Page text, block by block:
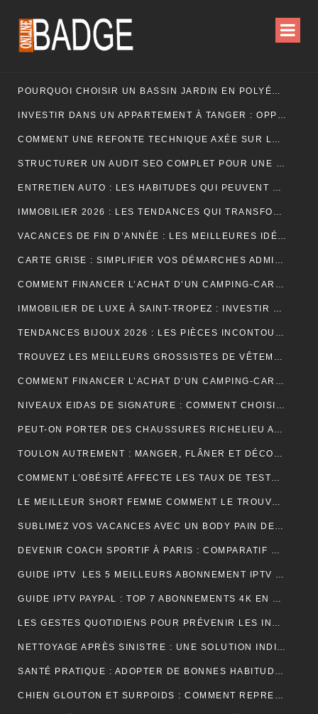
POURQUOI CHOISIR UN BASSIN JARDIN EN POLYÉTHYLÈNE FERME ?
INVESTIR DANS UN APPARTEMENT À TANGER : OPPORTUNITÉS ET POINTS ESSENTIELS À CONNAÎTRE
COMMENT UNE REFONTE TECHNIQUE AXÉE SUR LES SIGNAUX WEB ESSENTIELS A BOOSTÉ LES VENTES D’UNE BOUTIQUE EN LIGNE
STRUCTURER UN AUDIT SEO COMPLET POUR UNE PLATEFORME E-COMMERCE INTERNATIONALE
ENTRETIEN AUTO : LES HABITUDES QUI PEUVENT PROLONGER LA VIE DE VOTRE VÉHICULE
IMMOBILIER 2026 : LES TENDANCES QUI TRANSFORMENT LE MARCHÉ DE LA LOCATION
VACANCES DE FIN D’ANNÉE : LES MEILLEURES IDÉES POUR CÉLÉBRER LES FÊTES
CARTE GRISE : SIMPLIFIER VOS DÉMARCHES ADMINISTRATIVES
COMMENT FINANCER L’ACHAT D’UN CAMPING-CAR : CRÉDIT, LEASING OU PAIEMENT COMPTANT ?
IMMOBILIER DE LUXE À SAINT-TROPEZ : INVESTIR DANS UN ART DE VIVRE
TENDANCES BIJOUX 2026 : LES PIÈCES INCONTOURNABLES À PORTER CETTE ANNÉE
TROUVEZ LES MEILLEURS GROSSISTES DE VÊTEMENTS PAT PATROUILLE POUR BOOSTER VOTRE ACTIVITÉ DE REVENTE RENTABLE
COMMENT FINANCER L’ACHAT D’UN CAMPING-CAR : CRÉDIT, LEASING OU PAIEMENT COMPTANT ?
NIVEAUX EIDAS DE SIGNATURE : COMMENT CHOISIR LE BON NIVEAU POUR SÉCURISER VOS DOCUMENTS
PEUT-ON PORTER DES CHAUSSURES RICHELIEU AVEC UN JEAN ?
TOULON AUTREMENT : MANGER, FLÂNER ET DÉCOUVRIR LES VRAIES BONNES ADRESSES
COMMENT L’OBÉSITÉ AFFECTE LES TAUX DE TESTOSTÉRONE ET LA LIBIDO MASCULINE
LE MEILLEUR SHORT FEMME COMMENT LE TROUVER RAPIDEMENT ET EFFICACEMENT
SUBLIMEZ VOS VACANCES AVEC UN BODY PAIN DE SUCRE PARFAIT POUR UN LOOK ÉLÉGANT EN VOYAGE
DEVENIR COACH SPORTIF À PARIS : COMPARATIF DES FORMATIONS CQP FITNESS
GUIDE IPTV LES 5 MEILLEURS ABONNEMENT IPTV FRANÇAIS 4K
GUIDE IPTV PAYPAL : TOP 7 ABONNEMENTS 4K EN FRANCE
LES GESTES QUOTIDIENS POUR PRÉVENIR LES INFECTIONS CHEZ LES VOLAILLES
NETTOYAGE APRÈS SINISTRE : UNE SOLUTION INDISPENSABLE POUR RETROUVER DES ESPACES SÛRS ET SALUBRES
SANTÉ PRATIQUE : ADOPTER DE BONNES HABITUDES AU QUOTIDIEN
CHIEN GLOUTON ET SURPOIDS : COMMENT REPRENDRE LE CONTRÔLE DES PORTIONS ?